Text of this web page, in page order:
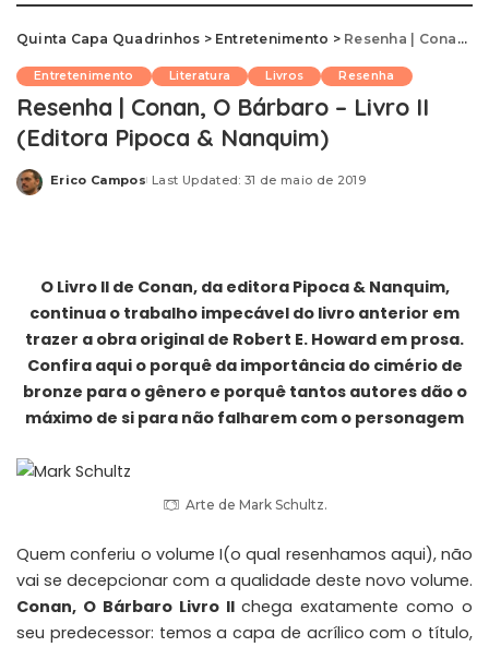
Quinta Capa Quadrinhos > Entretenimento > Resenha | Conan, O Bárbaro – Livro II (Editora Pipoca & Nanquim)
Entretenimento Literatura Livros Resenha
Resenha | Conan, O Bárbaro – Livro II
(Editora Pipoca & Nanquim)
Posted
Erico Campos Last Updated: 31 de maio de 2019
O Livro II de Conan, da editora Pipoca & Nanquim,
continua o trabalho impecável do livro anterior em
trazer a obra original de Robert E. Howard em prosa.
Confira aqui o porquê da importância do cimério de
bronze para o gênero e porquê tantos autores dão o
máximo de si para não falharem com o personagem
Arte de Mark Schultz.
Quem conferiu o volume I(o qual resenhamos aqui), não
vai se decepcionar com a qualidade deste novo volume.
Conan, O Bárbaro Livro IIchega exatamente como o
seu predecessor: temos a capa de acrílico com o título,